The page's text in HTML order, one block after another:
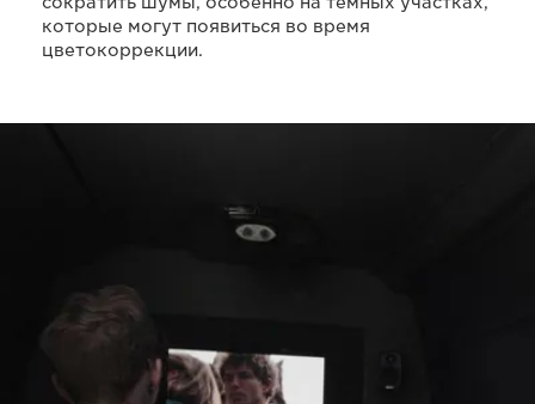
которые могут появиться во время
цветокоррекции.